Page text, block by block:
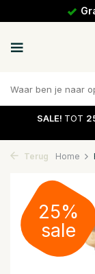
SALE! TOT
Terug Home
25%
sale